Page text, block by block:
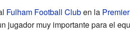
Fulham Football Cluben la
jugador muy importante para el